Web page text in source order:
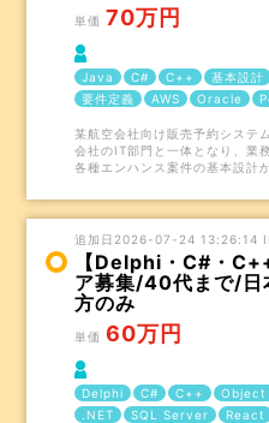
単価 70万円
Java
C# C++ 基本設計
要件定義
AWS Oracle
某航空会社向け販売予約システ
会社のIT部門と一体となり、業
各種エンハンス案件の基本設計
追加日2026-07-24 13:26:14
【Delphi・C#・
ア募集/40代まで/日
方のみ
単価 60万円
Delphi
C# C++ Object
.NET
SQL Server React